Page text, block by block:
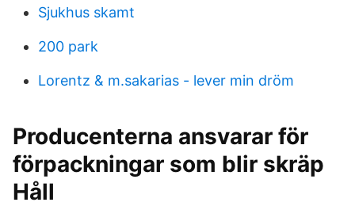
Sjukhus skamt
200 park
Lorentz & m.sakarias - lever min dröm
Producenterna ansvarar för
förpackningar som blir skräp
Håll